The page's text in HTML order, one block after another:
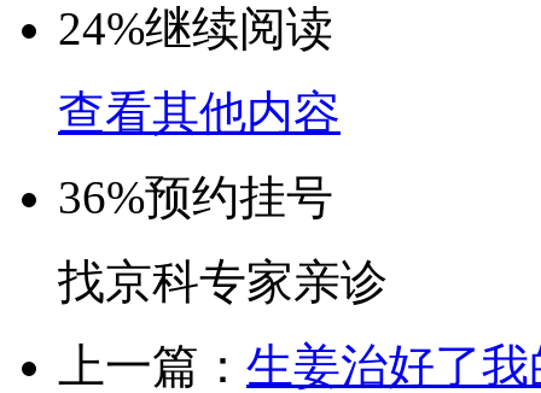
24%继续阅读
查看其他内容
36%预约挂号
找京科专家亲诊
上一篇： 生姜治好了